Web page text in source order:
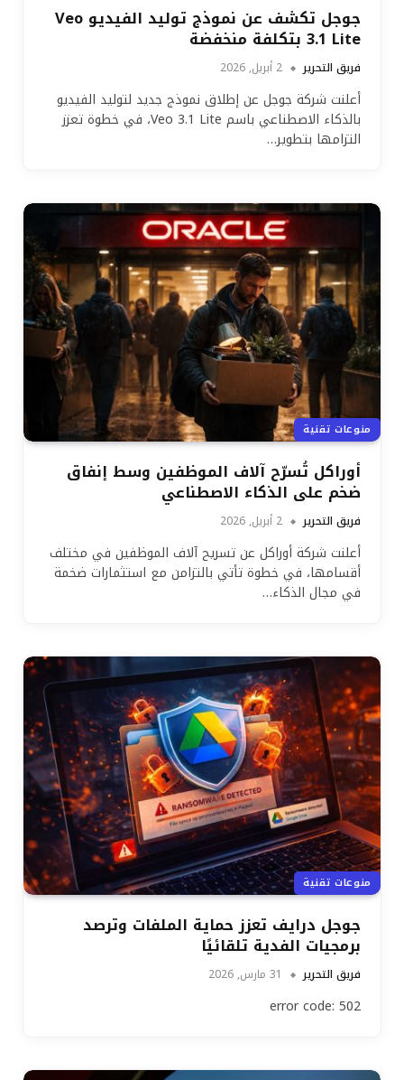
جوجل تكشف عن نموذج توليد الفيديو Veo
3.1 Lite بتكلفة منخفضة
فريق التحرير 2 أبريل, 2026
أعلنت شركة جوجل عن إطلاق نموذج جديد لتوليد الفيديو
بالذكاء الاصطناعي باسم Veo 3.1 Lite، في خطوة تعزز
التزامها بتطوير…
منوعات تقنية
أوراكل تُسرّح آلاف الموظفين وسط إنفاق
ضخم على الذكاء الاصطناعي
فريق التحرير 2 أبريل, 2026
أعلنت شركة أوراكل عن تسريح آلاف الموظفين في مختلف
أقسامها، في خطوة تأتي بالتزامن مع استثمارات ضخمة
في مجال الذكاء…
منوعات تقنية
جوجل درايف تعزز حماية الملفات وترصد
برمجيات الفدية تلقائيًا
فريق التحرير 31 مارس, 2026
error code: 502